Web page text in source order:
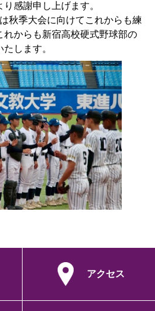
感謝申し上げます。
秋季大会に向けてこれからも練
れからも新宿高校硬式野球部の
します。
アクセス